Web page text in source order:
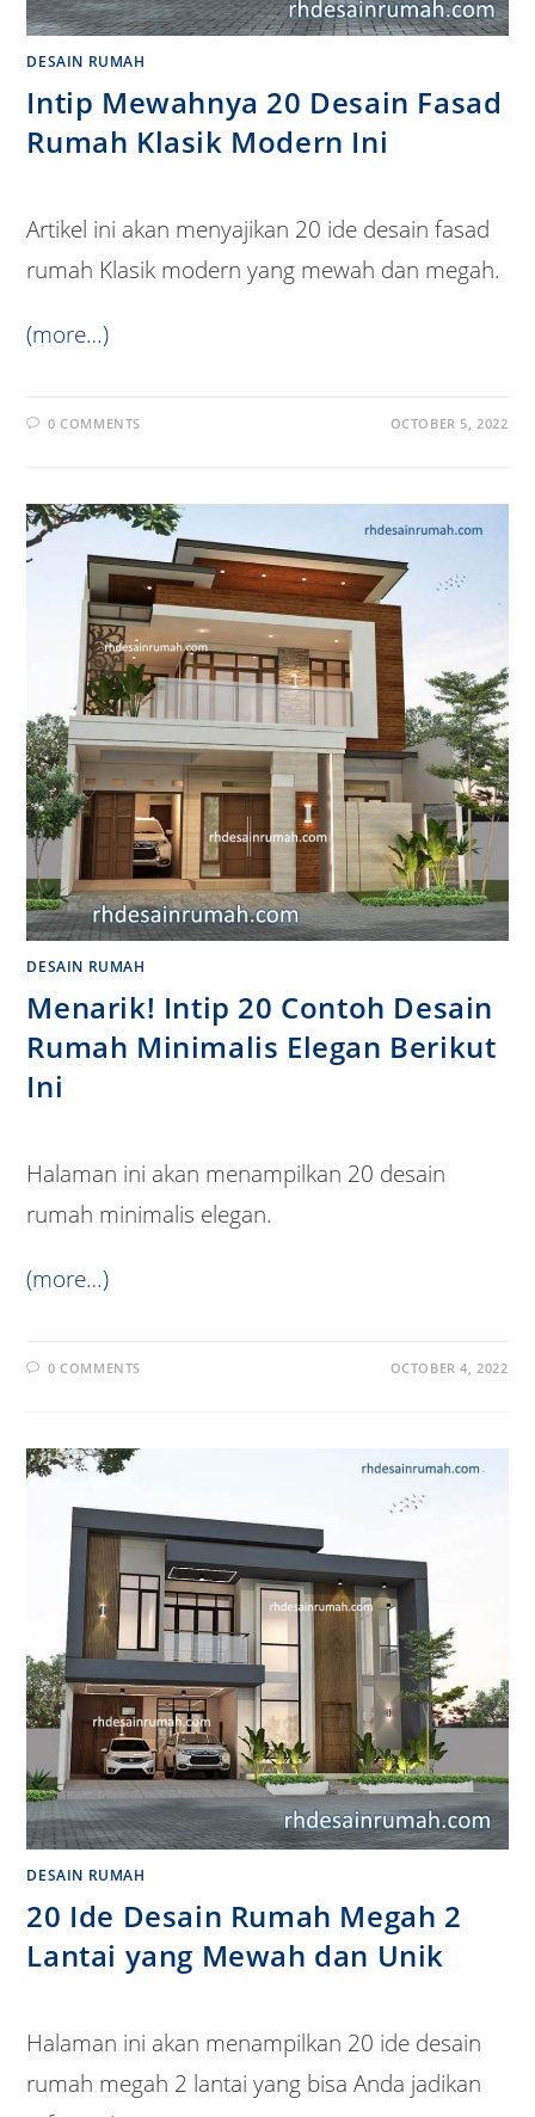
DESAIN RUMAH
Intip Mewahnya 20 Desain Fasad
Rumah Klasik Modern Ini
Artikel ini akan menyajikan 20 ide desain fasad
rumah Klasik modern yang mewah dan megah.
(more…)
0 COMMENTS OCTOBER 5, 2022
DESAIN RUMAH
Menarik! Intip 20 Contoh Desain
Rumah Minimalis Elegan Berikut
Ini
Halaman ini akan menampilkan 20 desain
rumah minimalis elegan.
(more…)
0 COMMENTS OCTOBER 4, 2022
DESAIN RUMAH
20 Ide Desain Rumah Megah 2
Lantai yang Mewah dan Unik
Halaman ini akan menampilkan 20 ide desain
rumah megah 2 lantai yang bisa Anda jadikan